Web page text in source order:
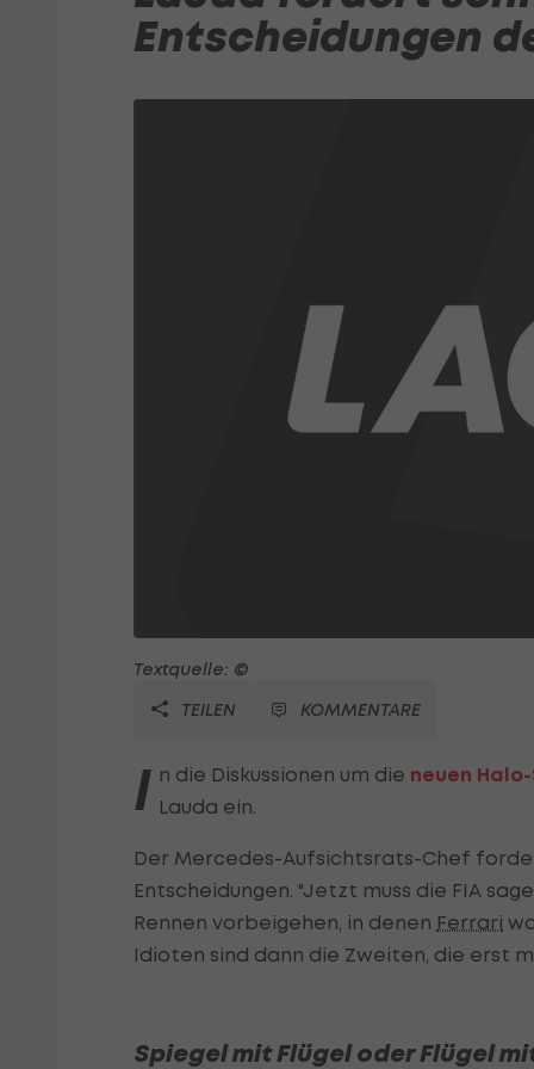
Entscheidungen
Textquelle: ©
TEILEN
KOMMENTARE
I n die Diskussionen um die neuen
Lauda ein.
Der Mercedes-Aufsichtsrats-Chef
Entscheidungen. "Jetzt muss die FIA
Rennen vorbeigehen, in denen Ferrari
Idioten sind dann die Zweiten, die erst
Spiegel mit Flügel oder Flügel